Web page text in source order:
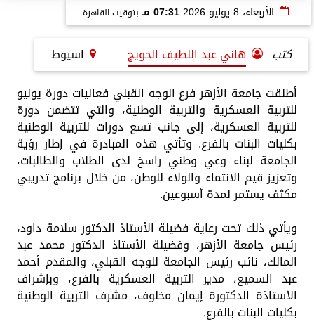
الأربعاء، 8 يوليو 2026 07:31 مـ بتوقيت القاهرة
كتب هاني عبد اللطيف الحويج
اسيوط
أطلقت جامعة الأزهر فرع الوجه القبلي فعاليات دورة يوليو
للتربية العسكرية والتربية الوطنية، والتي تتضمن دورة
للتربية العسكرية، إلى جانب تسع دورات للتربية الوطنية
بكليات البنات بالفرع. وتأتي هذه المبادرة في إطار رؤية
الجامعة لبناء وعي وطني راسخ لدى الطلاب والطالبات،
وتعزيز قيم الانتماء والولاء للوطن، من خلال برنامج تدريبي
مكثف يستمر لمدة أسبوعين.
ويأتي ذلك تحت رعاية فضيلة الأستاذ الدكتور سلامة داود،
رئيس جامعة الأزهر، وفضيلة الأستاذ الدكتور محمد عبد
المالك، نائب رئيس الجامعة للوجه القبلي، والمقدم أحمد
عبد السميع، مدير التربية العسكرية بالفرع، وبإشراف
الأستاذة الدكتورة إيمان مخلوف، مشرف التربية الوطنية
بكليات البنات بالفرع.